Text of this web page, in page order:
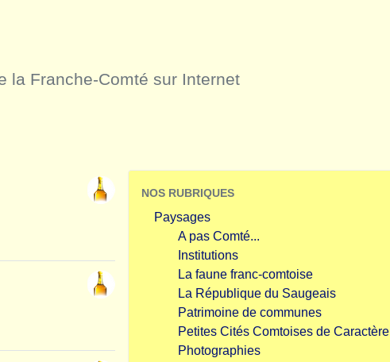
la Franche-Comté sur Internet
NOS RUBRIQUES
Paysages
A pas Comté...
Institutions
La faune franc-comtoise
La République du Saugeais
Patrimoine de communes
Petites Cités Comtoises de Caractère
Photographies